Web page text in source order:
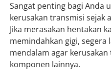
Sangat penting bagi Anda
kerusakan transmisi sejak
Jika merasakan hentakan
memindahkan gigi, segera
mendalam agar
komponen lainnya.